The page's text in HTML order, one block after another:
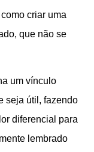
criar uma
que não se
um vínculo
seja útil, fazendo
diferencial para
lembrado